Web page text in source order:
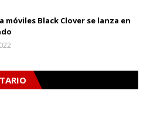
móviles Black Clover se lanza en